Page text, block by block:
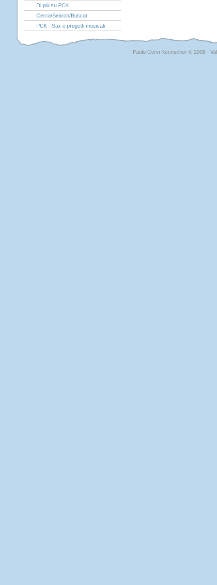
Di più su PCK...
Cerca/Search/Buscar
PCK - Sax e progetti musicali
Paolo Cervi Kervischer © 2008 -